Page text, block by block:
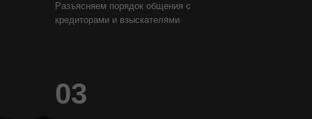
Разъясняем порядок общения с
кредиторами и взыскателями
03